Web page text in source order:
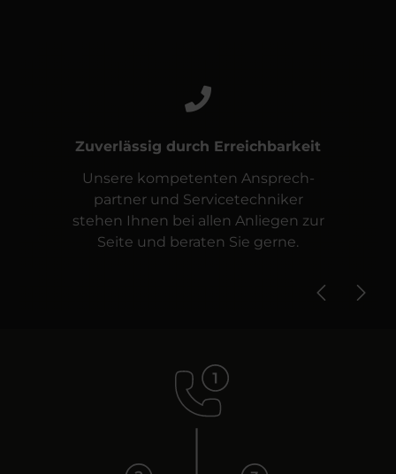
Zuverlässig durch Erreichbarkeit
Unsere kompetenten Ansprech­
partner und Service­techniker
stehen Ihnen bei allen Anliegen zur
Seite und beraten Sie gerne.